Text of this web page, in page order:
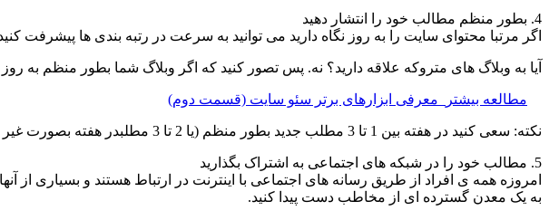
4. بطور منظم مطالب خود را انتشار دهید
اگر مرتبا محتوای سایت را به روز نگاه دارید می توانید به سرعت در رتبه بندی ها پیشرفت
آیا به وبلاگ های متروکه علاقه دارید؟ نه. پس تصور کنید که اگر وبلاگ شما بطور منظم به
مطالعه بیشتر معرفی ابزارهای برتر سئو سایت (قسمت دوم)
نکته: سعی کنید در هفته بین 1 تا 3 مطلب جدید بطور منظم (یا 2 تا 3 مطلبدر هفته بصورت غیر منظم) انتشار دهید و سپس بررسی کنید که نرخ رشد رتبه ی شما در الکسا به چه صورت خواهد بود.
5. مطالب خود را در شبکه های اجتماعی به اشتراک بگذارید
امروزه همه ی افراد از طریق رسانه های اجتماعی با اینترنت در ارتباط هستند و بسیاری از
به یک معدن گسترده ای از مخاطب دست پیدا کنید.